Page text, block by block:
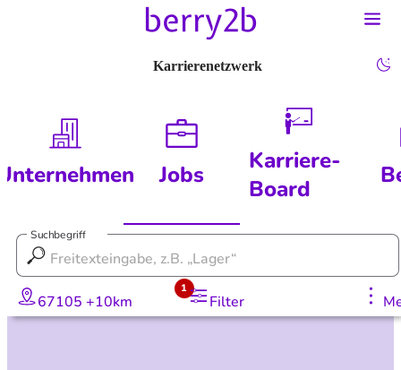
Karrierenetzwerk
Jobs
Karriere-
Board
Suchbegriff
67105 +10km Filter
1